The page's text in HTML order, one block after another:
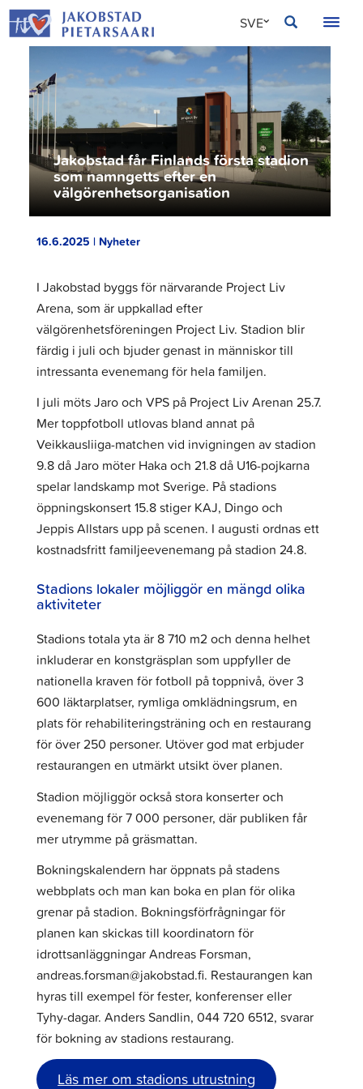
Hoppa
till
innehållet
SVE
FIN
ENG
Jakobstad får Finlands första stadion
som namngetts efter en
välgörenhetsorganisation
16.6.2025 | Nyheter
I Jakobstad byggs för närvarande Project Liv
Arena, som är uppkallad efter
välgörenhetsföreningen Project Liv. Stadion blir
färdig i juli och bjuder genast in människor till
intressanta evenemang för hela familjen.
I juli möts Jaro och VPS på Project Liv Arenan 25.7.
Mer toppfotboll utlovas bland annat på
Veikkausliiga-matchen vid invigningen av stadion
9.8 då Jaro möter Haka och 21.8 då U16-pojkarna
spelar landskamp mot Sverige. På stadions
öppningskonsert 15.8 stiger KAJ, Dingo och
Jeppis Allstars upp på scenen. I augusti ordnas ett
kostnadsfritt familjeevenemang på stadion 24.8.
Stadions lokaler möjliggör en mängd olika
aktiviteter
Stadions totala yta är 8 710 m2 och denna helhet
inkluderar en konstgräsplan som uppfyller de
nationella kraven för fotboll på toppnivå, över 3
600 läktarplatser, rymliga omklädningsrum, en
plats för rehabiliteringsträning och en restaurang
för över 250 personer. Utöver god mat erbjuder
restaurangen en utmärkt utsikt över planen.
Stadion möjliggör också stora konserter och
evenemang för 7 000 personer, där publiken får
mer utrymme på gräsmattan.
Bokningskalendern har öppnats på stadens
webbplats och man kan boka en plan för olika
grenar på stadion. Bokningsförfrågningar för
planen kan skickas till koordinatorn för
idrottsanläggningar Andreas Forsman,
andreas.forsman@jakobstad.fi. Restaurangen kan
hyras till exempel för fester, konferenser eller
Tyhy-dagar. Anders Sandlin, 044 720 6512, svarar
för bokning av stadions restaurang.
Läs mer om stadions utrustning